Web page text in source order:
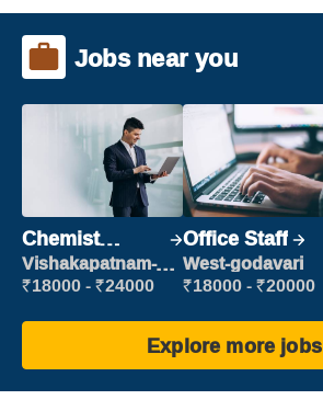
Jobs near you
Chemist
Production
Executive
Vishakapatnam-
new
₹18000 - ₹24000
Office Staff
West-godavari
₹18000 - ₹20000
Explore more jobs